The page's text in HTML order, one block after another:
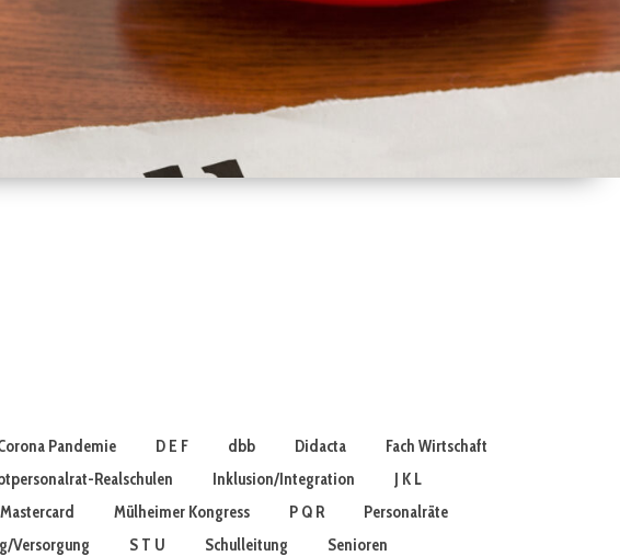
Pandemie D E F dbb Didacta
Fach Wirtschaft
Realschulen Inklusion/Integration
J K L
Mastercard Mülheimer Kongress P Q R
Personalräte
Versorgung S T U Schulleitung
Senioren